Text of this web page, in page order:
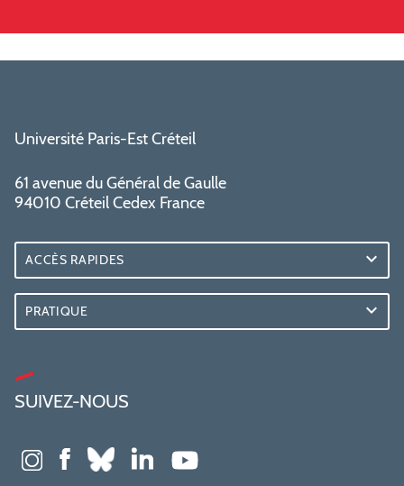
Université Paris-Est Créteil
61 avenue du Général de Gaulle
94010 Créteil Cedex France
ACCÈS RAPIDES
PRATIQUE
SUIVEZ-NOUS